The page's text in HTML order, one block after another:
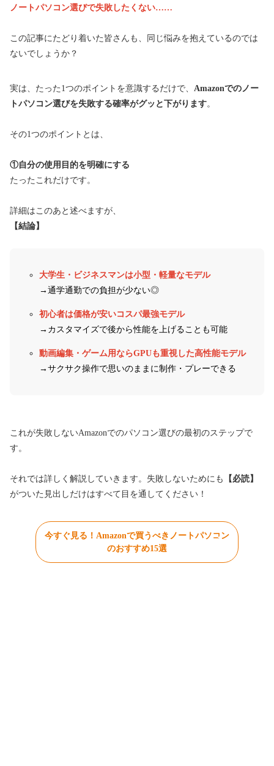
ノートパソコン選びで失敗したくない……
この記事にたどり着いた皆さんも、同じ悩みを抱えているのでは
ないでしょうか？
実は、たった1つのポイントを意識するだけで、 Amazonでのノー
トパソコン選びを失敗する確率がグッと下がります。
その1つのポイントとは、
①自分の使用目的を明確にする
たったこれだけです。
詳細はこのあと述べますが、
【結論】
大学生・ビジネスマンは小型・ 軽量なモデル
→通学通勤での負担が少ない◎
初心者は価格が安いコスパ最強モデル
→カスタマイズで後から性能を上げることも可能
動画編集・ゲーム用ならGPUも重視した高性能モデル
→サクサク操作で思いのままに制作・プレーできる
これが失敗しないAmazonでのパソコン選びの最初のステップで
す。
それでは詳しく解説していきます。失敗しないためにも
【必読】
がついた見出しだけはすべて目を通してください！
今すぐ見る！Amazonで買うべきノートパソコン
のおすすめ15選